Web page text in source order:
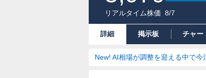
リアルタイム株価 8/7
詳細 掲示板 チャー
New! AI相場が調整を迎える中で